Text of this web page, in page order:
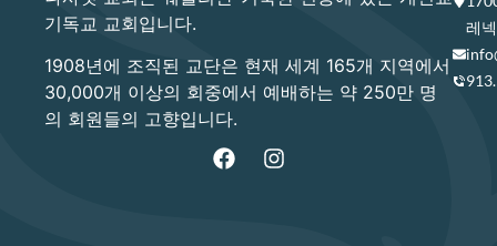
기독교 교회입니다.
1908년에 조직된 교단은 현재 세계 165개 지역에서
30,000개 이상의 회중에서 예배하는 약 250만 명
의 회원들의 고향입니다.
레